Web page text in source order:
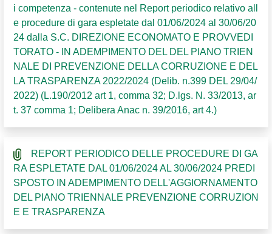
i competenza - contenute nel Report periodico relativo all
e procedure di gara espletate dal 01/06/2024 al 30/06/20
24 dalla S.C. DIREZIONE ECONOMATO E PROVVEDI
TORATO - IN ADEMPIMENTO DEL DEL PIANO TRIEN
NALE DI PREVENZIONE DELLA CORRUZIONE E DEL
LA TRASPARENZA 2022/2024 (Delib. n.399 DEL 29/04/
2022) (L.190/2012 art 1, comma 32; D.lgs. N. 33/2013, ar
t. 37 comma 1; Delibera Anac n. 39/2016, art 4.)
REPORT PERIODICO DELLE PROCEDURE DI GA
RA ESPLETATE DAL 01/06/2024 AL 30/06/2024 PREDI
SPOSTO IN ADEMPIMENTO DELL'AGGIORNAMENTO
DEL PIANO TRIENNALE PREVENZIONE CORRUZION
E E TRASPARENZA